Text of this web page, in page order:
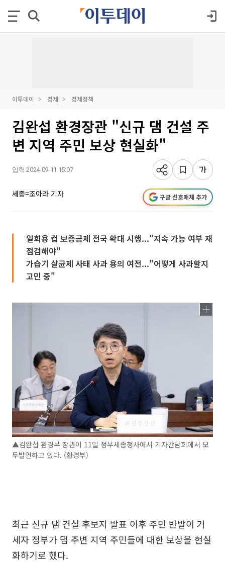
이투데이 경제 경제정책
김완섭 환경장관 "신규 댐 건설 주
변 지역 주민 보상 현실화"
입력 2024-09-11 15:07
세종=조아라 기자 구글 선호매체 추가
일회용 컵 보증금제 전국 확대 시행..."지속 가능 여부 재
점검해야"
가습기 살균제 사태 사과 용의 여전..."어떻게 사과할지
고민 중"
▲김완섭 환경부 장관이 11일 정부세종청사에서 기자간담회에서 모
두발언하고 있다. (환경부)
최근 신규 댐 건설 후보지 발표 이후 주민 반발이 거
세자 정부가 댐 주변 지역 주민들에 대한 보상을 현실
화하기로 했다.